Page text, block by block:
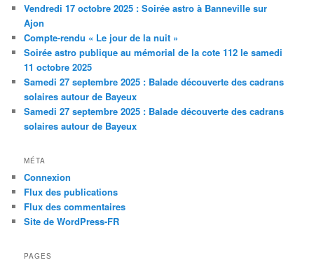
Vendredi 17 octobre 2025 : Soirée astro à Banneville sur
Ajon
Compte-rendu « Le jour de la nuit »
Soirée astro publique au mémorial de la cote 112 le samedi
11 octobre 2025
Samedi 27 septembre 2025 : Balade découverte des cadrans
solaires autour de Bayeux
Samedi 27 septembre 2025 : Balade découverte des cadrans
solaires autour de Bayeux
MÉTA
Connexion
Flux des publications
Flux des commentaires
Site de WordPress-FR
PAGES